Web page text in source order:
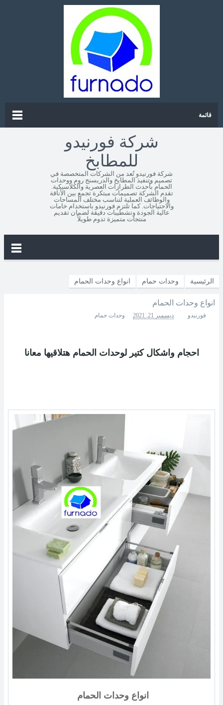
قائمة
شركة فورنيدو
للمطابخ
شركة فورنيدو تُعد من الشركات المتخصصة في
تصميم وتنفيذ المطابخ والدريسنج روم ووحدات
الحمام بأحدث الطرازات العصرية والكلاسيكية.
تقدم الشركة تصميمات مبتكرة تجمع بين الأناقة
والوظائف العملية لتناسب مختلف المساحات
والاحتياجات. كما تلتزم فورنيدو باستخدام خامات
عالية الجودة وتشطيبات دقيقة لضمان تقديم
منتجات متميزة تدوم طويلاً
الرئيسية وحدات حمام انواع وحدات الحمام
انواع وحدات الحمام
فورنيدو ديسمبر 21, 2021 وحدات حمام
احجام واشكال كتير لوحدات الحمام هتلاقيها معانا
انواع وحدات الحمام